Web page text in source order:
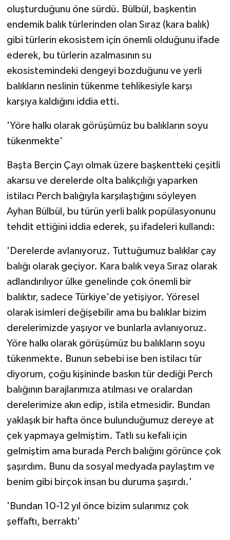
oluşturduğunu öne sürdü. Bülbül, başkentin
endemik balık türlerinden olan Sıraz (kara balık)
gibi türlerin ekosistem için önemli olduğunu ifade
ederek, bu türlerin azalmasının su
ekosistemindeki dengeyi bozduğunu ve yerli
balıkların neslinin tükenme tehlikesiyle karşı
karşıya kaldığını iddia etti.
'Yöre halkı olarak görüşümüz bu balıkların soyu
tükenmekte'
Başta Berçin Çayı olmak üzere başkentteki çeşitli
akarsu ve derelerde olta balıkçılığı yaparken
istilacı Perch balığıyla karşılaştığını söyleyen
Ayhan Bülbül, bu türün yerli balık popülasyonunu
tehdit ettiğini iddia ederek, şu ifadeleri kullandı:
'Derelerde avlanıyoruz. Tuttuğumuz balıklar çay
balığı olarak geçiyor. Kara balık veya Sıraz olarak
adlandırılıyor ülke genelinde çok önemli bir
balıktır, sadece Türkiye'de yetişiyor. Yöresel
olarak isimleri değişebilir ama bu balıklar bizim
derelerimizde yaşıyor ve bunlarla avlanıyoruz.
Yöre halkı olarak görüşümüz bu balıkların soyu
tükenmekte. Bunun sebebi ise ben istilacı tür
diyorum, çoğu kişininde baskın tür dediği Perch
balığının barajlarımıza atılması ve oralardan
derelerimize akın edip, istila etmesidir. Bundan
yaklaşık bir hafta önce bulunduğumuz dereye at
çek yapmaya gelmiştim. Tatlı su kefali için
gelmiştim ama burada Perch balığını görünce çok
şaşırdım. Bunu da sosyal medyada paylaştım ve
benim gibi birçok insan bu duruma şaşırdı.'
'Bundan 10-12 yıl önce bizim sularımız çok
şeffaftı, berraktı'